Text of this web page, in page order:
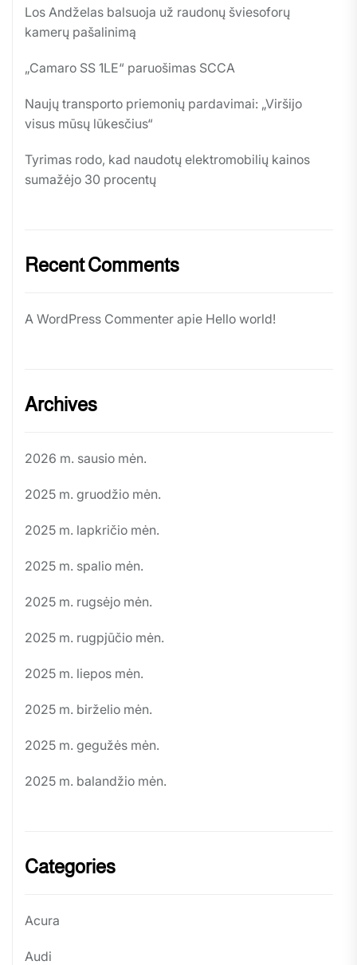
Los Andželas balsuoja už raudonų šviesoforų
kamerų pašalinimą
„Camaro SS 1LE“ paruošimas SCCA
Naujų transporto priemonių pardavimai: „Viršijo
visus mūsų lūkesčius“
Tyrimas rodo, kad naudotų elektromobilių kainos
sumažėjo 30 procentų
Recent Comments
A WordPress Commenter apie Hello world!
Archives
2026 m. sausio mėn.
2025 m. gruodžio mėn.
2025 m. lapkričio mėn.
2025 m. spalio mėn.
2025 m. rugsėjo mėn.
2025 m. rugpjūčio mėn.
2025 m. liepos mėn.
2025 m. birželio mėn.
2025 m. gegužės mėn.
2025 m. balandžio mėn.
Categories
Acura
Audi